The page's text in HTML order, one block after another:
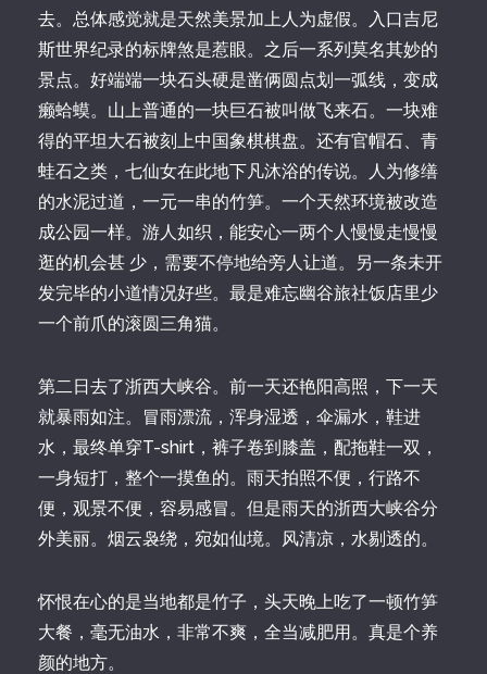
去。总体感觉就是天然美景加上人为虚假。入口吉尼
斯世界纪录的标牌煞是惹眼。之后一系列莫名其妙的
景点。好端端一块石头硬是凿俩圆点划一弧线，变成
癞蛤蟆。山上普通的一块巨石被叫做飞来石。一块难
得的平坦大石被刻上中国象棋棋盘。还有官帽石、青
蛙石之类，七仙女在此地下凡沐浴的传说。人为修缮
的水泥过道，一元一串的竹笋。一个天然环境被改造
成公园一样。游人如织，能安心一两个人慢慢走慢慢
逛的机会甚 少，需要不停地给旁人让道。另一条未开
发完毕的小道情况好些。最是难忘幽谷旅社饭店里少
一个前爪的滚圆三角猫。
第二日去了浙西大峡谷。前一天还艳阳高照，下一天
就暴雨如注。冒雨漂流，浑身湿透，伞漏水，鞋进
水，最终单穿T-shirt，裤子卷到膝盖，配拖鞋一双，
一身短打，整个一摸鱼的。雨天拍照不便，行路不
便，观景不便，容易感冒。但是雨天的浙西大峡谷分
外美丽。烟云袅绕，宛如仙境。风清凉，水剔透的。
怀恨在心的是当地都是竹子，头天晚上吃了一顿竹笋
大餐，毫无油水，非常不爽，全当减肥用。真是个养
颜的地方。